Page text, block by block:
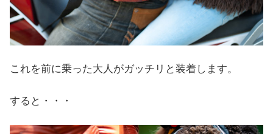
これを前に乗った大人がガッチリと装着します。
すると・・・